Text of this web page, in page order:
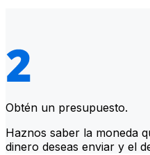
Obtén un presupuesto.
Haznos saber la moneda
dinero deseas enviar y el